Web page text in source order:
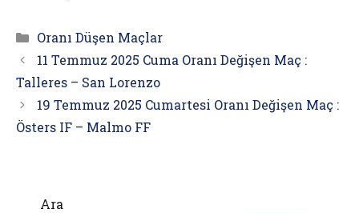
Kategoriler
Oranı Düşen Maçlar
11 Temmuz 2025 Cuma Oranı Değişen Maç :
Talleres – San Lorenzo
19 Temmuz 2025 Cumartesi Oranı Değişen Maç :
Östers IF – Malmo FF
Ara